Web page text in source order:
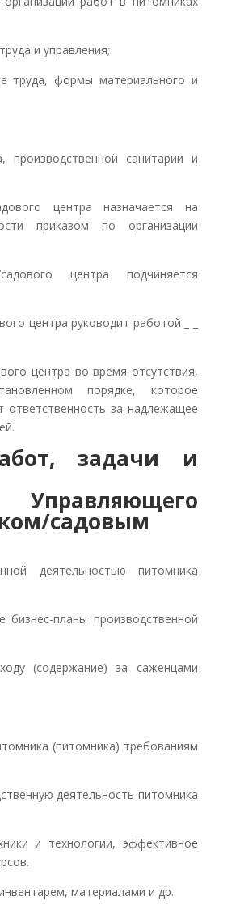
и управления;
формы материального и
санитарии и
центра назначается на
приказом по организации
центра подчиняется
центра руководит работой _ _
центра во время отсутствия,
порядке, которое
ответственность за надлежащее
задачи и
Управляющего
садовым
деятельностью питомника
бизнес-планы производственной
(содержание) за саженцами
(питомника) требованиям
деятельность питомника
и технологии, эффективное
материалами и др.